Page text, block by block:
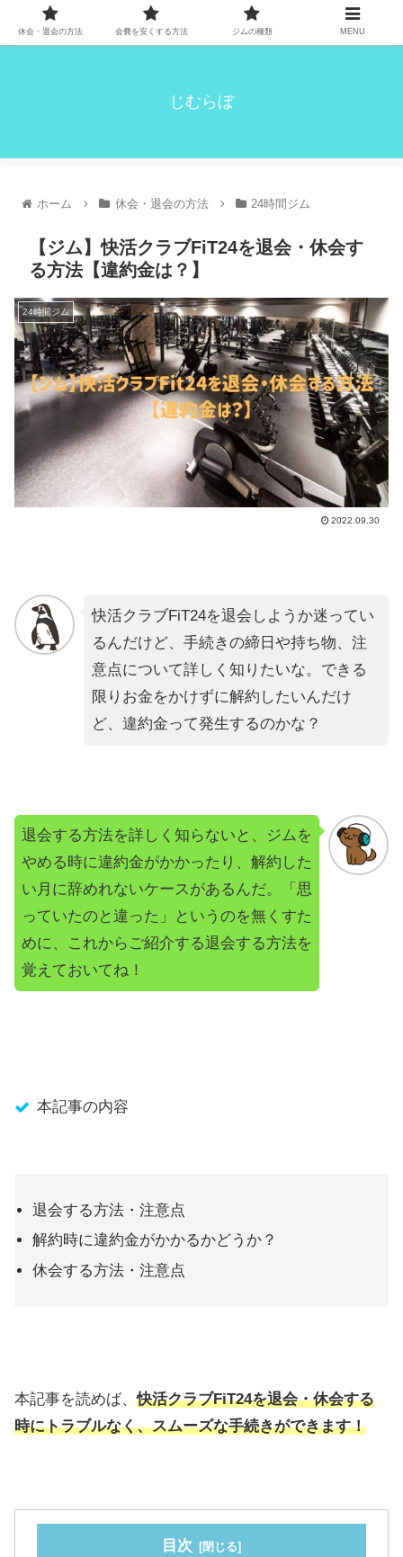
じむらぼ
ホーム 休会・退会の方法 24時間ジム
【ジム】快活クラブFiT24を退会・休会す
る方法【違約金は？】
24時間ジム
2022.09.30
快活クラブFiT24を退会しようか迷ってい
るんだけど、手続きの締日や持ち物、注
意点について詳しく知りたいな。できる
限りお金をかけずに解約したいんだけ
ど、違約金って発生するのかな？
退会する方法を詳しく知らないと、ジムを
やめる時に違約金がかかったり、解約した
い月に辞めれないケースがあるんだ。「思
っていたのと違った」というのを無くすた
めに、これからご紹介する退会する方法を
覚えておいてね！
本記事の内容
退会する方法・注意点
解約時に違約金がかかるかどうか？
休会する方法・注意点
本記事を読めば、快活クラブFiT24を退会・休会する
時にトラブルなく、スムーズな手続きができます！
目次
休会・退会の方法 会費を安くする方法 ジムの種類 MENU